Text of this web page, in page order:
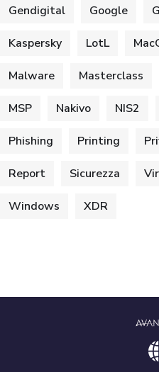
Gendigital Google
Kaspersky LotL
Malware Masterclass
MSP Nakivo NIS2
Phishing Printing
Report Sicurezza
Windows XDR